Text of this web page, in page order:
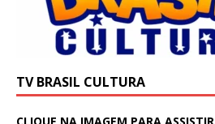
TV BRASIL CULTURA
CLIQUE NA IMAGEM PARA ASSISTIR